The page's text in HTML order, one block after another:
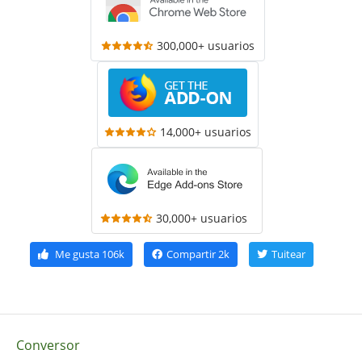
300,000+ usuarios
14,000+ usuarios
30,000+ usuarios
Me gusta106k Compartir2k Tuitear
Conversor